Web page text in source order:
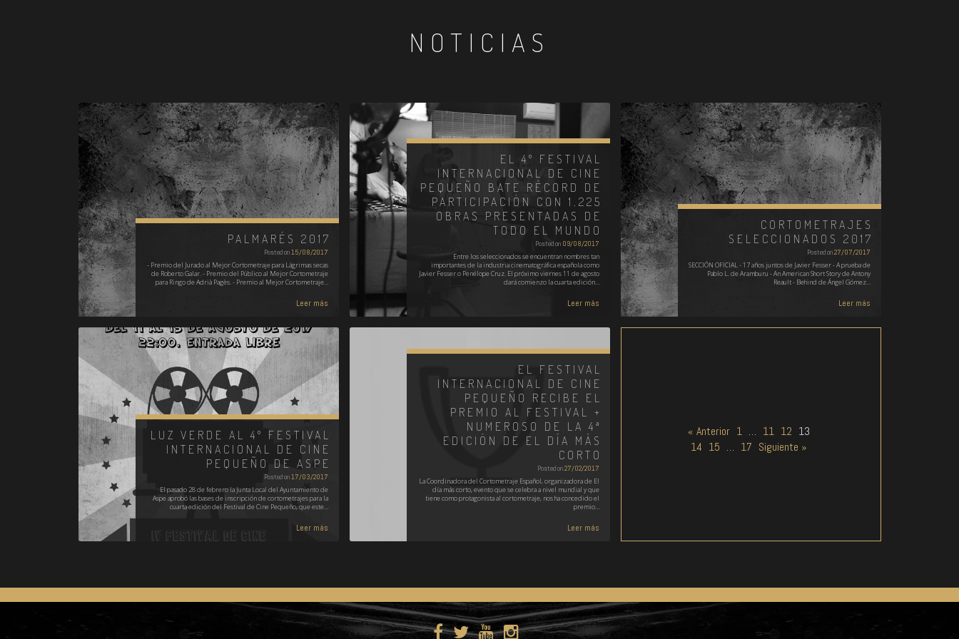
NOTICIAS
PALMARÉS 2017
Posted on15/08/2017
- Premio del Jurado al Mejor Cortometraje para Lágrimas secas
de Roberto Galar. - Premio del Público al Mejor Cortometraje
para Ringo de Adrià Pagès. - Premio al Mejor Cortometraje…
Leer más
EL 4º FESTIVAL
INTERNACIONAL DE CINE
PEQUEÑO BATE RÉCORD DE
PARTICIPACIÓN CON 1.225
OBRAS PRESENTADAS DE
TODO EL MUNDO
Posted on 09/08/2017
Entre los seleccionados se encuentran nombres tan
importantes de la industria cinematográfica española como
Javier Fesser o Penélope Cruz. El próximo viernes 11 de agosto
dará comienzo la cuarta edición…
Leer más
CORTOMETRAJES
SELECCIONADOS 2017
Posted on27/07/2017
SECCIÓN OFICIAL - 17 años juntos de Javier Fesser - A prueba de
Pablo L. de Aramburu - An American Short Story de Antony
Reault - Behind de Ángel Gómez…
Leer más
LUZ VERDE AL 4º FESTIVAL
INTERNACIONAL DE CINE
PEQUEÑO DE ASPE
Posted on17/03/2017
El pasado 28 de febrero la Junta Local del Ayuntamiento de
Aspe aprobó las bases de inscripción de cortometrajes para la
cuarta edición del Festival de Cine Pequeño, que este…
Leer más
EL FESTIVAL
INTERNACIONAL DE CINE
PEQUEÑO RECIBE EL
PREMIO AL FESTIVAL +
NUMEROSO DE LA 4ª
EDICIÓN DE EL DÍA MÁS
CORTO
Posted on27/02/2017
La Coordinadora del Cortometraje Español, organizadora de El
día más corto, evento que se celebra a nivel mundial y que
tiene como protagonista al cortometraje, nos ha concedido el
premio…
Leer más
« Anterior 1 … 11 12 13
14 15 … 17 Siguiente »